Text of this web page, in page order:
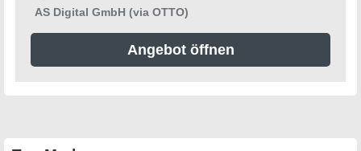
AS Digital GmbH (via OTTO)
Angebot öffnen